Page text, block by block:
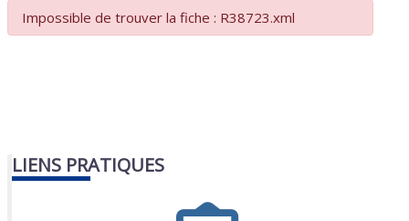
Impossible de trouver la fiche : R38723.xml
LIENS PRATIQUES